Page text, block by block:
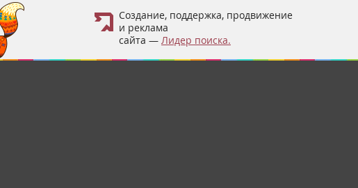
Создание, поддержка, продвижение
и реклама
сайта — Лидер поиска.